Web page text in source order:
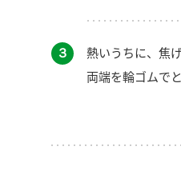
３
熱いうちに、焦
両端を輪ゴムで